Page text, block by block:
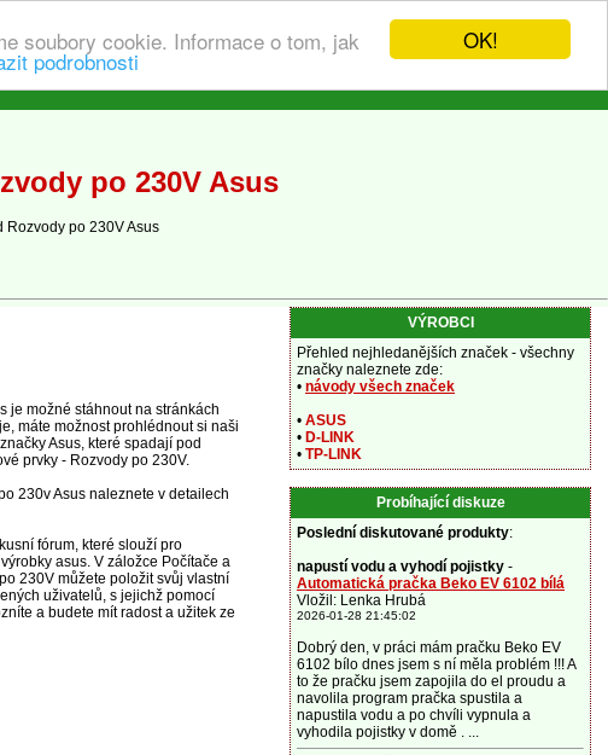
OK!
soubory cookie. Informace o tom, jak
podrobnosti
po 230V Asus
po 230V Asus
je možné stáhnout na stránkách
máte možnost prohlédnout si naši
Asus, které spadají pod
prvky - Rozvody po 230V.
230v Asus naleznete v detailech
fórum, které slouží pro
asus. V záložce Počítače a
230V můžete položit svůj vlastní
uživatelů, s jejichž pomocí
a budete mít radost a užitek ze
VÝROBCI
Přehled nejhledanějších značek - všechny
značky naleznete zde:
• návody všech značek
• ASUS
• D-LINK
• TP-LINK
Probíhající diskuze
Poslední diskutované produkty:
napustí vodu a vyhodí pojistky -
Automatická pračka Beko EV 6102 bílá
Vložil: Lenka Hrubá
2026-01-28 21:45:02
Dobrý den, v práci mám pračku Beko EV
6102 bílo dnes jsem s ní měla problém !!! A
to že pračku jsem zapojila do el proudu a
navolila program pračka spustila a
napustila vodu a po chvíli vypnula a
vyhodila pojistky v domě . ...